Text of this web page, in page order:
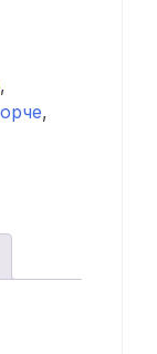
,
,